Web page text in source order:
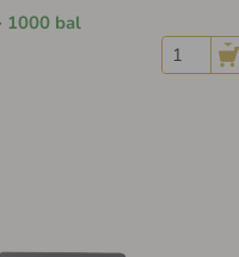
1000 bal